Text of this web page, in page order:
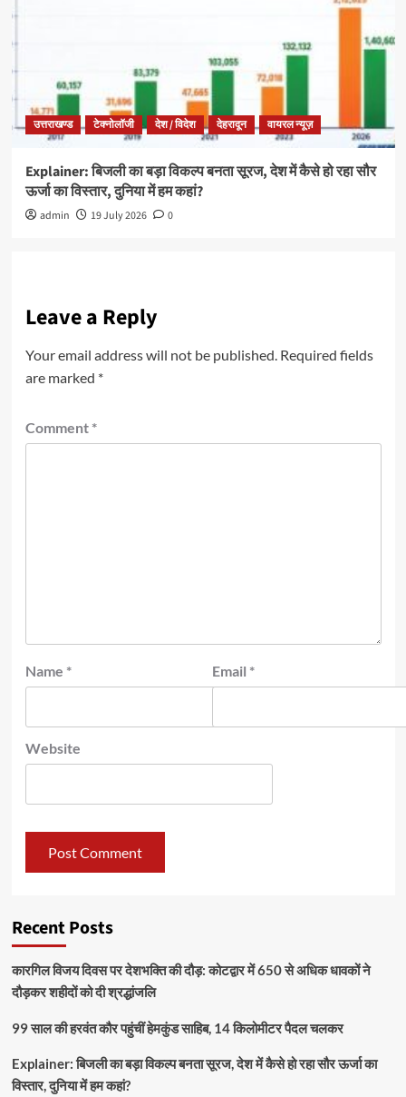
उत्तराखण्ड टेक्नोलॉजी देश / विदेश देहरादून वायरल न्यूज़
Explainer: बिजली का बड़ा विकल्प बनता सूरज, देश में कैसे हो रहा सौर
ऊर्जा का विस्तार, दुनिया में हम कहां?
admin 19 July 2026 0
Leave a Reply
Your email address will not be published. Required fields
are marked *
Comment *
Name * Email *
Website
Recent Posts
कारगिल विजय दिवस पर देशभक्ति की दौड़: कोटद्वार में 650 से अधिक धावकों ने
दौड़कर शहीदों को दी श्रद्धांजलि
99 साल की हरवंत कौर पहुंचीं हेमकुंड साहिब, 14 किलोमीटर पैदल चलकर
Explainer: बिजली का बड़ा विकल्प बनता सूरज, देश में कैसे हो रहा सौर ऊर्जा का
विस्तार, दुनिया में हम कहां?